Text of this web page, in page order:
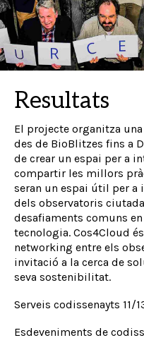
Resultats
El projecte organitza
des de BioBlitzes fins a
de crear un espai per a
compartir les millors
seran un espai útil per
dels observatoris
desafiaments comuns
tecnologia. Cos4Cloud
networking entre els
invitació a la cerca de
seva sostenibilitat.
Serveis codissenayts 11/
Esdeveniments de